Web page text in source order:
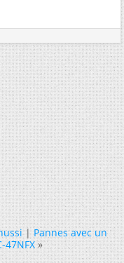
|Pannes avec un
47NFX »